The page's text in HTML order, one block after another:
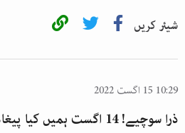
شیئر کریں
10:29 15 اگست 2022
ذرا سوچیے! 14 اگست ہمیں کیا پیغام دے گیا؟